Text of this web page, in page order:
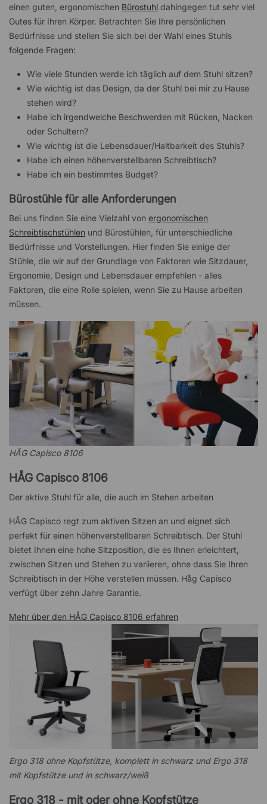
einen guten, ergonomischen Bürostuhl dahingegen tut sehr viel
Gutes für Ihren Körper. Betrachten Sie Ihre persönlichen
Bedürfnisse und stellen Sie sich bei der Wahl eines Stuhls
folgende Fragen:
Wie viele Stunden werde ich täglich auf dem Stuhl sitzen?
Wie wichtig ist das Design, da der Stuhl bei mir zu Hause
stehen wird?
Habe ich irgendwelche Beschwerden mit Rücken, Nacken
oder Schultern?
Wie wichtig ist die Lebensdauer/Haltbarkeit des Stuhls?
Habe ich einen höhenverstellbaren Schreibtisch?
Habe ich ein bestimmtes Budget?
Bürostühle für alle Anforderungen
Bei uns finden Sie eine Vielzahl von ergonomischen
Schreibtischstühlen und Bürostühlen, für unterschiedliche
Bedürfnisse und Vorstellungen. Hier finden Sie einige der
Stühle, die wir auf der Grundlage von Faktoren wie Sitzdauer,
Ergonomie, Design und Lebensdauer empfehlen - alles
Faktoren, die eine Rolle spielen, wenn Sie zu Hause arbeiten
müssen.
HÅG Capisco 8106
HÅG Capisco 8106
Der aktive Stuhl für alle, die auch im Stehen arbeiten
HÅG Capisco regt zum aktiven Sitzen an und eignet sich
perfekt für einen höhenverstellbaren Schreibtisch. Der Stuhl
bietet Ihnen eine hohe Sitzposition, die es Ihnen erleichtert,
zwischen Sitzen und Stehen zu variieren, ohne dass Sie Ihren
Schreibtisch in der Höhe verstellen müssen. Håg Capisco
verfügt über zehn Jahre Garantie.
Mehr über den HÅG Capisco 8106 erfahren
Ergo 318 ohne Kopfstütze, komplett in schwarz und Ergo 318
mit Kopfstütze und in schwarz/weiß
Ergo 318 - mit oder ohne Kopfstütze